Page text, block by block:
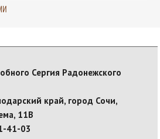
Сергия Радонежского
край, город Сочи,
11В
41-03